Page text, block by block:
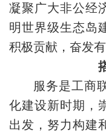
凝聚广大非公经
明世界级生态岛
积极贡献，奋发
服务是工商
化建设新时期，
出发，努力构建